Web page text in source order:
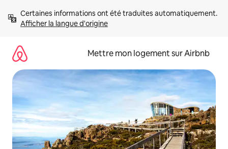
directement
Afficher la langue d'origine
Mettre mon logement sur Airbnb